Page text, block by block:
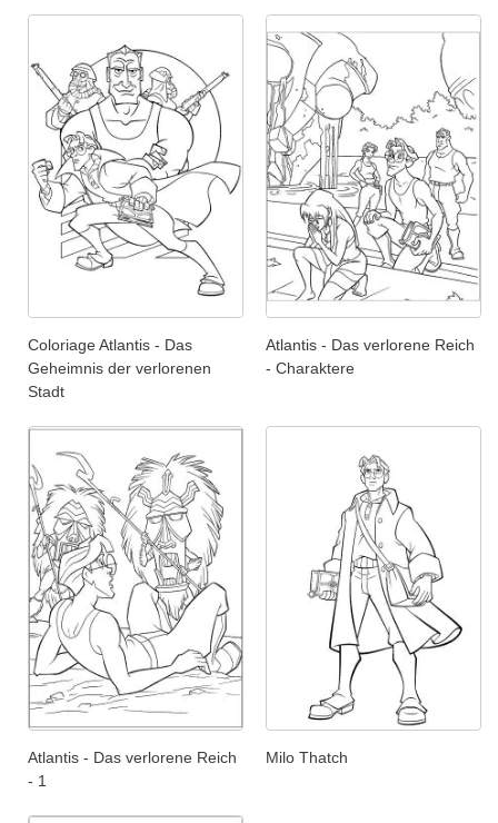
Coloriage Atlantis - Das
Geheimnis der verlorenen
Stadt
Atlantis - Das verlorene Reich
- Charaktere
Atlantis - Das verlorene Reich
- 1
Milo Thatch